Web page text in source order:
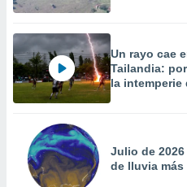
Un rayo cae
Tailandia:
la intemperie
Julio de
de lluvia